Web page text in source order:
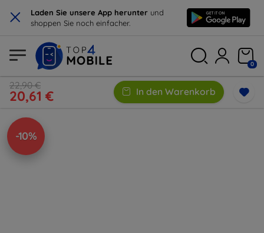
× Laden Sie unsere App herunter und
shoppen Sie noch einfacher.
0
22,90 €
20,61 € In den Warenkorb
-10%